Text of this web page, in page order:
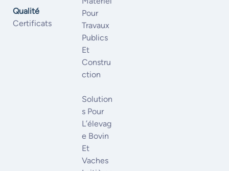
Qualité
Certificats
Pour
Travaux
Publics
Et
Constru
Ction
Solution
S Pour
L’élevag
E Bovin
Et
Vaches